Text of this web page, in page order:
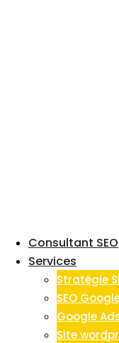
Consultant
Services
Stratégie
SEO
Google
Site